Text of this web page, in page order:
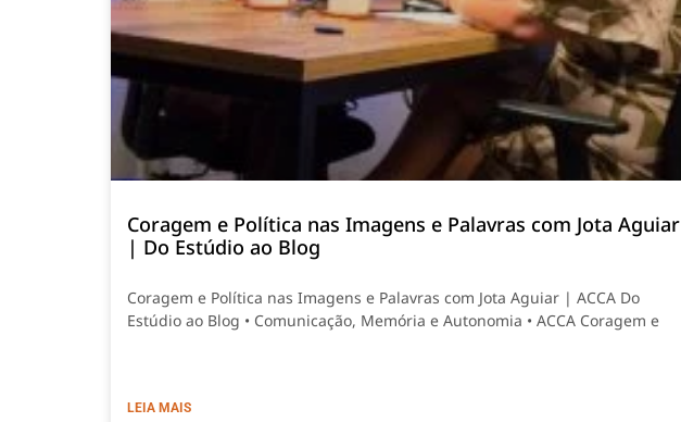
Coragem e Política nas Imagens e Palavras com Jota Aguiar
| Do Estúdio ao Blog
Coragem e Política nas Imagens e Palavras com Jota Aguiar | ACCA Do
Estúdio ao Blog • Comunicação, Memória e Autonomia • ACCA Coragem e
LEIA MAIS